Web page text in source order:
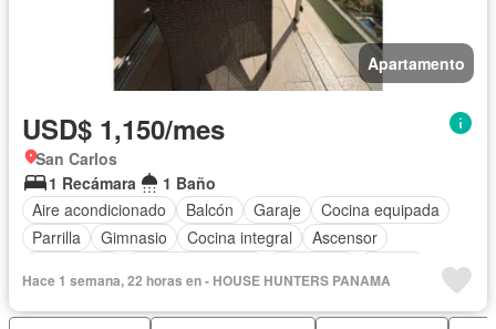
Apartamento
USD$ 1,150/mes
San Carlos
1 Recámara
1 Baño
Aire acondicionado
Balcón Garaje
Cocina equipada
Parrilla
Gimnasio Cocina integral
Ascensor
Hace 1 semana, 22 horas en - HOUSE HUNTERS PANAMA